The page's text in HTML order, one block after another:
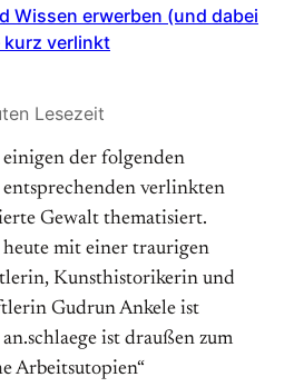
Wissen erwerben (und dabei
kurz verlinkt
Lesezeit
der folgenden
verlinkten
Gewalt thematisiert.
mit einer traurigen
Kunsthistorikerin und
Gudrun Ankele ist
ist draußen zum
Arbeitsutopien“